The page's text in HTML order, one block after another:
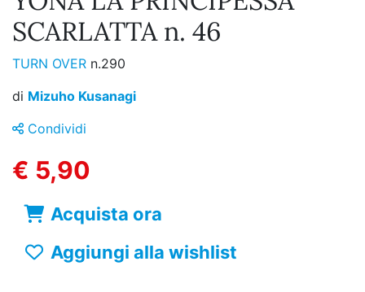
SCARLATTA n. 46
TURN OVER n.290
di Mizuho Kusanagi
Condividi
€ 5,90
Acquista ora
Aggiungi alla wishlist